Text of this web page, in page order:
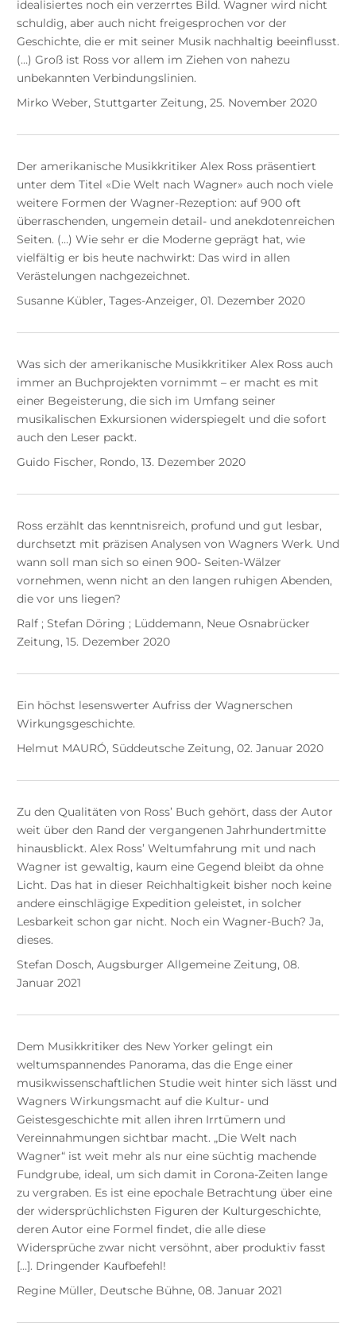
idealisiertes noch ein verzerrtes Bild. Wagner wird nicht
schuldig, aber auch nicht freigesprochen vor der
Geschichte, die er mit seiner Musik nachhaltig beeinflusst.
(…) Groß ist Ross vor allem im Ziehen von nahezu
unbekannten Verbindungslinien.
Mirko Weber, Stuttgarter Zeitung, 25. November 2020
Der amerikanische Musikkritiker Alex Ross präsentiert
unter dem Titel «Die Welt nach Wagner» auch noch viele
weitere Formen der Wagner-Rezeption: auf 900 oft
überraschenden, ungemein detail- und anekdotenreichen
Seiten. (…) Wie sehr er die Moderne geprägt hat, wie
vielfältig er bis heute nachwirkt: Das wird in allen
Verästelungen nachgezeichnet.
Susanne Kübler, Tages-Anzeiger, 01. Dezember 2020
Was sich der amerikanische Musikkritiker Alex Ross auch
immer an Buchprojekten vornimmt – er macht es mit
einer Begeisterung, die sich im Umfang seiner
musikalischen Exkursionen widerspiegelt und die sofort
auch den Leser packt.
Guido Fischer, Rondo, 13. Dezember 2020
Ross erzählt das kenntnisreich, profund und gut lesbar,
durchsetzt mit präzisen Analysen von Wagners Werk. Und
wann soll man sich so einen 900- Seiten-Wälzer
vornehmen, wenn nicht an den langen ruhigen Abenden,
die vor uns liegen?
Ralf ; Stefan Döring ; Lüddemann, Neue Osnabrücker
Zeitung, 15. Dezember 2020
Ein höchst lesenswerter Aufriss der Wagnerschen
Wirkungsgeschichte.
Helmut MAURÓ, Süddeutsche Zeitung, 02. Januar 2020
Zu den Qualitäten von Ross’ Buch gehört, dass der Autor
weit über den Rand der vergangenen Jahrhundertmitte
hinausblickt. Alex Ross’ Weltumfahrung mit und nach
Wagner ist gewaltig, kaum eine Gegend bleibt da ohne
Licht. Das hat in dieser Reichhaltigkeit bisher noch keine
andere einschlägige Expedition geleistet, in solcher
Lesbarkeit schon gar nicht. Noch ein Wagner-Buch? Ja,
dieses.
Stefan Dosch, Augsburger Allgemeine Zeitung, 08.
Januar 2021
Dem Musikkritiker des New Yorker gelingt ein
weltumspannendes Panorama, das die Enge einer
musikwissenschaftlichen Studie weit hinter sich lässt und
Wagners Wirkungsmacht auf die Kultur- und
Geistesgeschichte mit allen ihren Irrtümern und
Vereinnahmungen sichtbar macht. „Die Welt nach
Wagner“ ist weit mehr als nur eine süchtig machende
Fundgrube, ideal, um sich damit in Corona-Zeiten lange
zu vergraben. Es ist eine epochale Betrachtung über eine
der widersprüchlichsten Figuren der Kulturgeschichte,
deren Autor eine Formel findet, die alle diese
Widersprüche zwar nicht versöhnt, aber produktiv fasst
[…]. Dringender Kaufbefehl!
Regine Müller, Deutsche Bühne, 08. Januar 2021